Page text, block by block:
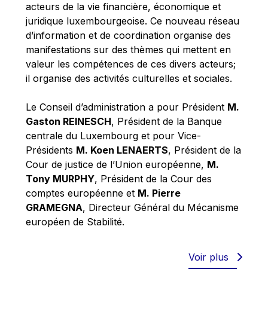
Mireille Delmas-Marty
Nobuo Tanaka
Otmar Issing
Paolo Mengozzi
Paschal Donohoe
Pat Cox
Patrizia Nanz
Philippe Maystadt
Pierre Gramegna
Richard Pelly
Robert Goebbels
Robert REYNDERS
acteurs de la vie financière, économique et
juridique luxembourgeoise. Ce nouveau réseau
d’information et de coordination organise des
manifestations sur des thèmes qui mettent en
valeur les compétences de ces divers acteurs;
il organise des activités culturelles et sociales.
Le Conseil d’administration a pour Président M.
Gaston REINESCH, Président de la Banque
centrale du Luxembourg et pour Vice-
Présidents M. Koen LENAERTS, Président de la
Cour de justice de l’Union européenne, M.
Tony MURPHY, Président de la Cour des
comptes européenne et M. Pierre
GRAMEGNA, Directeur Général du Mécanisme
européen de Stabilité.
Voir plus